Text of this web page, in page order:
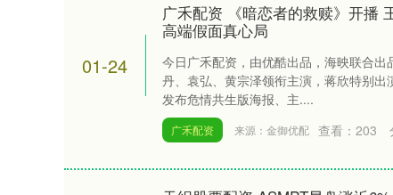
01-24
广禾配资 《暗恋者的救赎》开播
高端假面真心局
今日广禾配资，由优酷出品，海映联合
丹、袁弘、黄宗泽领衔主演，蒋欣特别出
发布危情共生版海报、主....
广禾配资 来源：金御优配 查看： 203